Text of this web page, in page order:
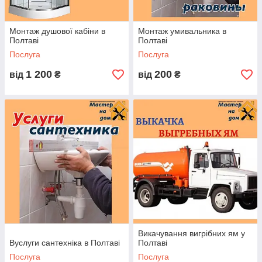
Монтаж мийки
шт
Установка
водонагрівача
від 400 шт
Установка і
ванни (з
підключення
душової кабіни
1500
Монтаж трапа 500
Установка
душового піддону
600 шт
Установка
рушникосушки
400 шт
Установка ванни
змінюватися)
650 шт
Установка унітазу
Монтаж душової кабіни в
Полтаві
Послуга
від 1 200 ₴
Монтаж умивальника в
Полтаві
Послуга
від 200 ₴
Вуслуги сантехніка в Полтаві
Послуга
Викачування вигрібних ям у
Полтаві
Послуга